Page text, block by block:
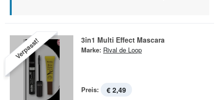
Verpasst! 3in1 Multi Effect Mascara
Marke: Rival de Loop
Preis: € 2,49